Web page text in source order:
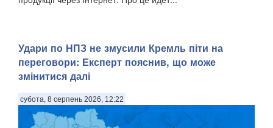
Удари по НПЗ не змусили Кремль піти на
переговори: Експерт пояснив, що може
змінитися далі
субота, 8 серпень 2026, 12:22